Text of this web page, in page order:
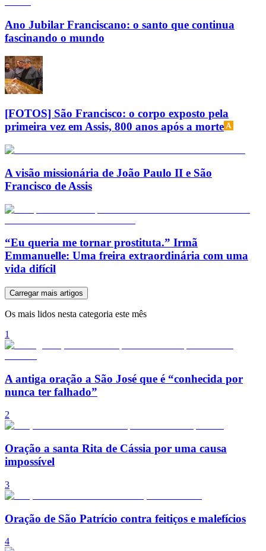
Ano Jubilar Franciscano: o santo que continua
fascinando o mundo
[FOTOS] São Francisco: o corpo exposto pela
primeira vez em Assis, 800 anos após a morte
A visão missionária de João Paulo II e São
Francisco de Assis
“Eu queria me tornar prostituta.” Irmã
Emmanuelle: Uma freira extraordinária com uma
vida difícil
Carregar mais artigos
Os mais lidos nesta categoria este mês
1
A antiga oração a São José que é “conhecida por
nunca ter falhado”
2
Oração a santa Rita de Cássia por uma causa
impossível
3
Oração de São Patrício contra feitiços e malefícios
4